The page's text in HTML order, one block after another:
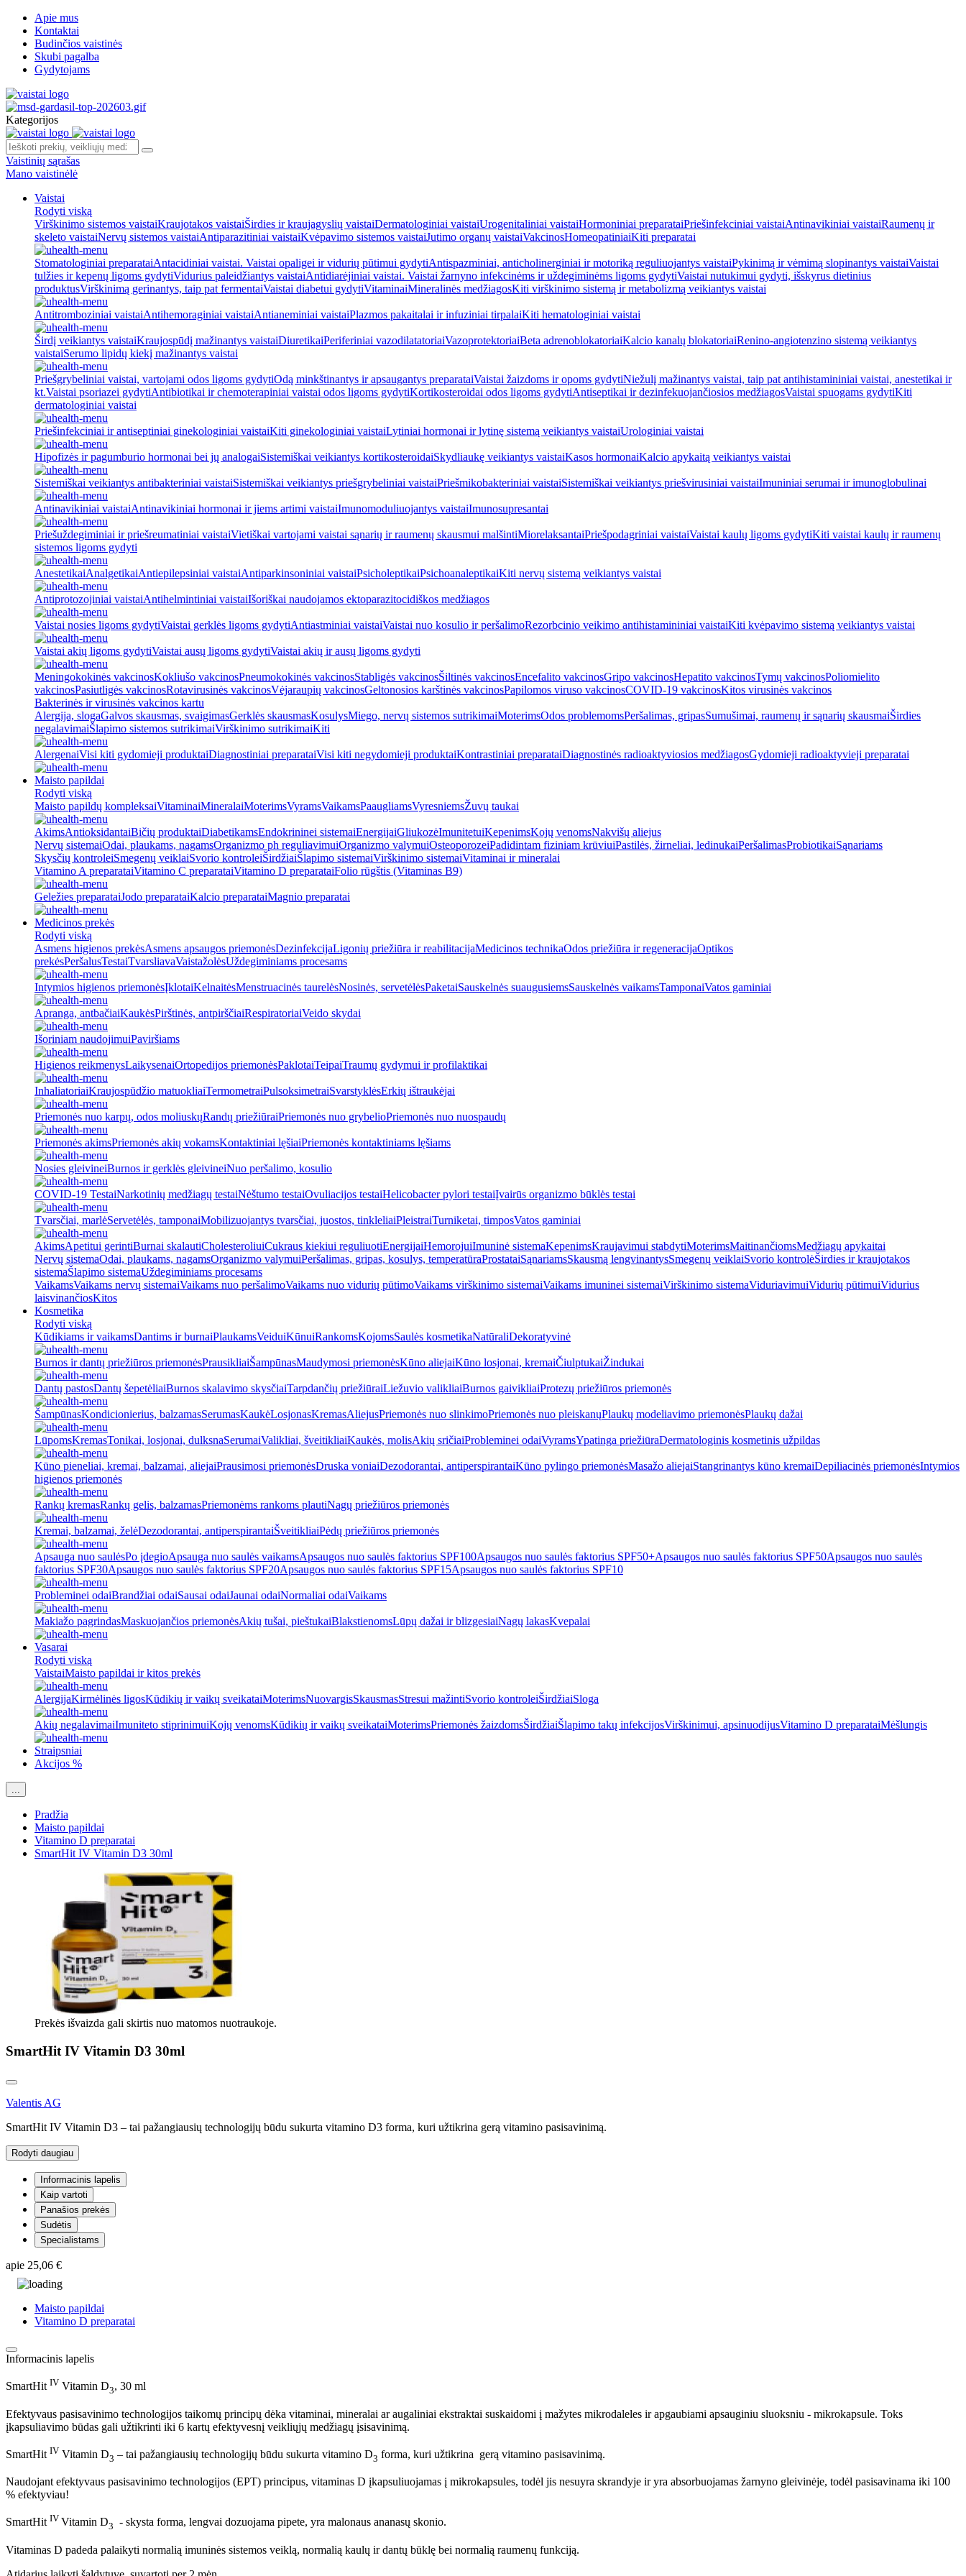
Apie mus
Kontaktai
Budinčios vaistinės
Skubi pagalba
Gydytojams
Kategorijos
Vaistinių sąrašas
Mano vaistinėlė
Vaistai
Rodyti viską
Virškinimo sistemos vaistaiKraujotakos vaistaiŠirdies ir kraujagyslių vaistaiDermatologiniai vaistaiUrogenitaliniai vaistaiHormoniniai preparataiPriešinfekciniai vaistaiAntinavikiniai vaistaiRaumenų ir
skeleto vaistaiNervų sistemos vaistaiAntiparazitiniai vaistaiKvėpavimo sistemos vaistaiJutimo organų vaistaiVakcinosHomeopatiniaiKiti preparatai
Stomatologiniai preparataiAntacidiniai vaistai. Vaistai opaligei ir vidurių pūtimui gydytiAntispazminiai, anticholinerginiai ir motoriką reguliuojantys vaistaiPykinimą ir vėmimą slopinantys vaistaiVaistai
tulžies ir kepenų ligoms gydytiVidurius paleidžiantys vaistaiAntidiarėjiniai vaistai. Vaistai žarnyno infekcinėms ir uždegiminėms ligoms gydytiVaistai nutukimui gydyti, išskyrus dietinius
produktusVirškinimą gerinantys, taip pat fermentaiVaistai diabetui gydytiVitaminaiMineralinės medžiagosKiti virškinimo sistemą ir metabolizmą veikiantys vaistai
Antitromboziniai vaistaiAntihemoraginiai vaistaiAntianeminiai vaistaiPlazmos pakaitalai ir infuziniai tirpalaiKiti hematologiniai vaistai
Širdį veikiantys vaistaiKraujospūdį mažinantys vaistaiDiuretikaiPeriferiniai vazodilatatoriaiVazoprotektoriaiBeta adrenoblokatoriaiKalcio kanalų blokatoriaiRenino-angiotenzino sistemą veikiantys
vaistaiSerumo lipidų kiekį mažinantys vaistai
Priešgrybeliniai vaistai, vartojami odos ligoms gydytiOdą minkštinantys ir apsaugantys preparataiVaistai žaizdoms ir opoms gydytiNiežulį mažinantys vaistai, taip pat antihistamininiai vaistai, anestetikai ir
kt.Vaistai psoriazei gydytiAntibiotikai ir chemoterapiniai vaistai odos ligoms gydytiKortikosteroidai odos ligoms gydytiAntiseptikai ir dezinfekuojančiosios medžiagosVaistai spuogams gydytiKiti
dermatologiniai vaistai
Priešinfekciniai ir antiseptiniai ginekologiniai vaistaiKiti ginekologiniai vaistaiLytiniai hormonai ir lytinę sistemą veikiantys vaistaiUrologiniai vaistai
Hipofizės ir pagumburio hormonai bei jų analogaiSistemiškai veikiantys kortikosteroidaiSkydliaukę veikiantys vaistaiKasos hormonaiKalcio apykaitą veikiantys vaistai
Sistemiškai veikiantys antibakteriniai vaistaiSistemiškai veikiantys priešgrybeliniai vaistaiPriešmikobakteriniai vaistaiSistemiškai veikiantys priešvirusiniai vaistaiImuniniai serumai ir imunoglobulinai
Antinavikiniai vaistaiAntinavikiniai hormonai ir jiems artimi vaistaiImunomoduliuojantys vaistaiImunosupresantai
Priešuždegiminiai ir priešreumatiniai vaistaiVietiškai vartojami vaistai sąnarių ir raumenų skausmui malšintiMiorelaksantaiPriešpodagriniai vaistaiVaistai kaulų ligoms gydytiKiti vaistai kaulų ir raumenų
sistemos ligoms gydyti
AnestetikaiAnalgetikaiAntiepilepsiniai vaistaiAntiparkinsoniniai vaistaiPsicholeptikaiPsichoanaleptikaiKiti nervų sistemą veikiantys vaistai
Antiprotozojiniai vaistaiAntihelmintiniai vaistaiIšoriškai naudojamos ektoparazitocidiškos medžiagos
Vaistai nosies ligoms gydytiVaistai gerklės ligoms gydytiAntiastminiai vaistaiVaistai nuo kosulio ir peršalimoRezorbcinio veikimo antihistamininiai vaistaiKiti kvėpavimo sistemą veikiantys vaistai
Vaistai akių ligoms gydytiVaistai ausų ligoms gydytiVaistai akių ir ausų ligoms gydyti
Meningokokinės vakcinosKokliušo vakcinosPneumokokinės vakcinosStabligės vakcinosŠiltinės vakcinosEncefalito vakcinosGripo vakcinosHepatito vakcinosTymų vakcinosPoliomielito
vakcinosPasiutligės vakcinosRotavirusinės vakcinosVėjaraupių vakcinosGeltonosios karštinės vakcinosPapilomos viruso vakcinosCOVID-19 vakcinosKitos virusinės vakcinos
Bakterinės ir virusinės vakcinos kartu
Alergija, slogaGalvos skausmas, svaigimasGerklės skausmasKosulysMiego, nervų sistemos sutrikimaiMoterimsOdos problemomsPeršalimas, gripasSumušimai, raumenų ir sąnarių skausmaiŠirdies
negalavimaiŠlapimo sistemos sutrikimaiVirškinimo sutrikimaiKiti
AlergenaiVisi kiti gydomieji produktaiDiagnostiniai preparataiVisi kiti negydomieji produktaiKontrastiniai preparataiDiagnostinės radioaktyviosios medžiagosGydomieji radioaktyvieji preparatai
Maisto papildai
Rodyti viską
Maisto papildų kompleksaiVitaminaiMineralaiMoterimsVyramsVaikamsPaaugliamsVyresniemsŽuvų taukai
AkimsAntioksidantaiBičių produktaiDiabetikamsEndokrininei sistemaiEnergijaiGliukozėImunitetuiKepenimsKojų venomsNakvišų aliejus
Nervų sistemaiOdai, plaukams, nagamsOrganizmo ph reguliavimuiOrganizmo valymuiOsteoporozeiPadidintam fiziniam krūviuiPastilės, žirneliai, ledinukaiPeršalimasProbiotikaiSąnariams
Skysčių kontroleiSmegenų veiklaiSvorio kontroleiŠirdžiaiŠlapimo sistemaiVirškinimo sistemaiVitaminai ir mineralai
Vitamino A preparataiVitamino C preparataiVitamino D preparataiFolio rūgštis (Vitaminas B9)
Geležies preparataiJodo preparataiKalcio preparataiMagnio preparatai
Medicinos prekės
Rodyti viską
Asmens higienos prekėsAsmens apsaugos priemonėsDezinfekcijaLigonių priežiūra ir reabilitacijaMedicinos technikaOdos priežiūra ir regeneracijaOptikos
prekėsPeršalusTestaiTvarsliavaVaistažolėsUždegiminiams procesams
Intymios higienos priemonėsĮklotaiKelnaitėsMenstruacinės taurelėsNosinės, servetėlėsPaketaiSauskelnės suaugusiemsSauskelnės vaikamsTamponaiVatos gaminiai
Apranga, antbačiaiKaukėsPirštinės, antpirščiaiRespiratoriaiVeido skydai
Išoriniam naudojimuiPaviršiams
Higienos reikmenysLaikysenaiOrtopedijos priemonėsPaklotaiTeipaiTraumų gydymui ir profilaktikai
InhaliatoriaiKraujospūdžio matuokliaiTermometraiPulsoksimetraiSvarstyklėsErkių ištraukėjai
Priemonės nuo karpų, odos moliuskųRandų priežiūraiPriemonės nuo grybelioPriemonės nuo nuospaudų
Priemonės akimsPriemonės akių vokamsKontaktiniai lęšiaiPriemonės kontaktiniams lęšiams
Nosies gleivineiBurnos ir gerklės gleivineiNuo peršalimo, kosulio
COVID-19 TestaiNarkotinių medžiagų testaiNėštumo testaiOvuliacijos testaiHelicobacter pylori testaiĮvairūs organizmo būklės testai
Tvarsčiai, marlėServetėlės, tamponaiMobilizuojantys tvarsčiai, juostos, tinkleliaiPleistraiTurniketai, timposVatos gaminiai
AkimsApetitui gerintiBurnai skalautiCholesteroliuiCukraus kiekiui reguliuotiEnergijaiHemorojuiImuninė sistemaKepenimsKraujavimui stabdytiMoterimsMaitinančiomsMedžiagų apykaitai
Nervų sistemaOdai, plaukams, nagamsOrganizmo valymuiPeršalimas, gripas, kosulys, temperatūraProstataiSąnariamsSkausmą lengvinantysSmegenų veiklaiSvorio kontrolėŠirdies ir kraujotakos
sistemaŠlapimo sistemaUždegiminiams procesams
VaikamsVaikams nervų sistemaiVaikams nuo peršalimoVaikams nuo vidurių pūtimoVaikams virškinimo sistemaiVaikams imuninei sistemaiVirškinimo sistemaViduriavimuiVidurių pūtimuiVidurius
laisvinančiosKitos
Kosmetika
Rodyti viską
Kūdikiams ir vaikamsDantims ir burnaiPlaukamsVeiduiKūnuiRankomsKojomsSaulės kosmetikaNatūraliDekoratyvinė
Burnos ir dantų priežiūros priemonėsPrausikliaiŠampūnasMaudymosi priemonėsKūno aliejaiKūno losjonai, kremaiČiulptukaiŽindukai
Dantų pastosDantų šepetėliaiBurnos skalavimo skysčiaiTarpdančių priežiūraiLiežuvio valikliaiBurnos gaivikliaiProtezų priežiūros priemonės
ŠampūnasKondicionierius, balzamasSerumasKaukėLosjonasKremasAliejusPriemonės nuo slinkimoPriemonės nuo pleiskanųPlaukų modeliavimo priemonėsPlaukų dažai
LūpomsKremasTonikai, losjonai, dulksnaSerumaiValikliai, šveitikliaiKaukės, molisAkių sričiaiProbleminei odaiVyramsYpatinga priežiūraDermatologinis kosmetinis užpildas
Kūno pieneliai, kremai, balzamai, aliejaiPrausimosi priemonėsDruska voniaiDezodorantai, antiperspirantaiKūno pylingo priemonėsMasažo aliejaiStangrinantys kūno kremaiDepiliacinės priemonėsIntymios
higienos priemonės
Rankų kremasRankų gelis, balzamasPriemonėms rankoms plautiNagų priežiūros priemonės
Kremai, balzamai, želėDezodorantai, antiperspirantaiŠveitikliaiPėdų priežiūros priemonės
Apsauga nuo saulėsPo įdegioApsauga nuo saulės vaikamsApsaugos nuo saulės faktorius SPF100Apsaugos nuo saulės faktorius SPF50+Apsaugos nuo saulės faktorius SPF50Apsaugos nuo saulės
faktorius SPF30Apsaugos nuo saulės faktorius SPF20Apsaugos nuo saulės faktorius SPF15Apsaugos nuo saulės faktorius SPF10
Probleminei odaiBrandžiai odaiSausai odaiJaunai odaiNormaliai odaiVaikams
Makiažo pagrindasMaskuojančios priemonėsAkių tušai, pieštukaiBlakstienomsLūpų dažai ir blizgesiaiNagų lakasKvepalai
Vasarai
Rodyti viską
VaistaiMaisto papildai ir kitos prekės
AlergijaKirmėlinės ligosKūdikių ir vaikų sveikataiMoterimsNuovargisSkausmasStresui mažintiSvorio kontroleiŠirdžiaiSloga
Akių negalavimaiImuniteto stiprinimuiKojų venomsKūdikių ir vaikų sveikataiMoterimsPriemonės žaizdomsŠirdžiaiŠlapimo takų infekcijosVirškinimui, apsinuodijusVitamino D preparataiMėšlungis
Straipsniai
Akcijos %
...
Pradžia
Maisto papildai
Vitamino D preparatai
SmartHit IV Vitamin D3 30ml
Prekės išvaizda gali skirtis nuo matomos nuotraukoje.
SmartHit IV Vitamin D3 30ml
Valentis AG
SmartHit IV Vitamin D3 – tai pažangiausių technologijų būdu sukurta vitamino D3 forma, kuri užtikrina gerą vitamino pasisavinimą.
Rodyti daugiau
Informacinis lapelis
Kaip vartoti
Panašios prekės
Sudėtis
Specialistams
apie 25,06 €
Maisto papildai
Vitamino D preparatai
Informacinis lapelis
SmartHit IV Vitamin D3, 30 ml
Efektyvaus pasisavinimo technologijos taikomų principų dėka vitaminai, mineralai ar augaliniai ekstraktai suskaidomi į mažytes mikrodaleles ir apgaubiami apsauginiu sluoksniu - mikrokapsule. Toks
įkapsuliavimo būdas gali užtikrinti iki 6 kartų efektyvesnį veikliųjų medžiagų įsisavinimą.
SmartHit IV Vitamin D3 – tai pažangiausių technologijų būdu sukurta vitamino D3 forma, kuri užtikrina gerą vitamino pasisavinimą.
Naudojant efektyvaus pasisavinimo technologijos (EPT) principus, vitaminas D įkapsuliuojamas į mikrokapsules, todėl jis nesuyra skrandyje ir yra absorbuojamas žarnyno gleivinėje, todėl pasisavinama iki 100
% efektyviau!
SmartHit IV Vitamin D3 - skysta forma, lengvai dozuojama pipete, yra malonaus ananasų skonio.
Vitaminas D padeda palaikyti normalią imuninės sistemos veiklą, normalią kaulų ir dantų būklę bei normalią raumenų funkciją.